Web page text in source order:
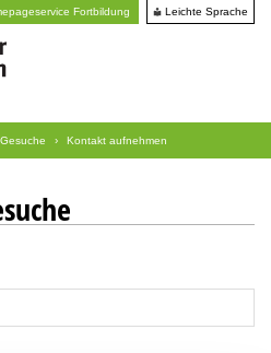
Fortbildung Leichte Sprache
Kontakt aufnehmen